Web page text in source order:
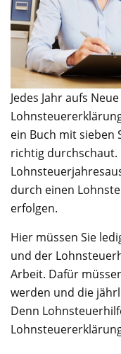
Jedes Jahr aufs
ein Buch mit sieben
richtig durchschaut.
durch einen
erfolgen.
Hier müssen Sie
und der
Arbeit. Dafür
werden und die
Denn